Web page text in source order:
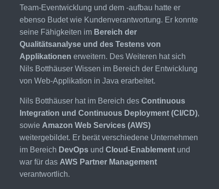
Team-Eventwicklung und dem -aufbau hatte er
ebenso Budet wie Kundenverantwortung. Er konnte
seine Fähigkeiten im Bereich der
Qualitätsanalyse und des Testens von
Applikationen erweitern. Des Weiteren hat sich
Nils Botthäuser Wissen im Bereich der Entwicklung
von Web-Applikation in Java erarbeitet.
Nils Botthäuser hat im Bereich des Continuous
Integration und Continuous Deployment (CI/CD),
sowie Amazon Web Services (AWS)
weitergebildet. Er berät verschiedene Unternehmen
im Bereich DevOps und Cloud-Enablement und
war für das AWS Partner Management
verantwortlich.